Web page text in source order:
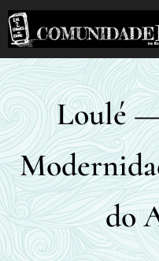
Loulé
do